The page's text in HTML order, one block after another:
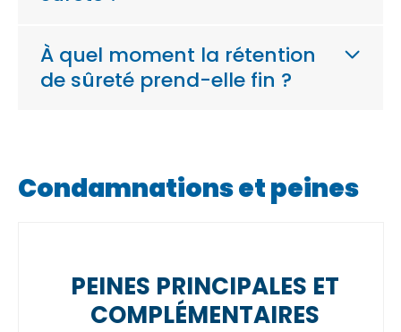
À quel moment la rétention
de sûreté prend-elle fin ?
Condamnations et peines
PEINES PRINCIPALES ET
COMPLÉMENTAIRES